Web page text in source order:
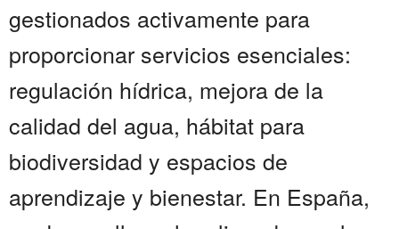
gestionados activamente para
proporcionar servicios esenciales:
regulación hídrica, mejora de la
calidad del agua, hábitat para
biodiversidad y espacios de
aprendizaje y bienestar. En España,